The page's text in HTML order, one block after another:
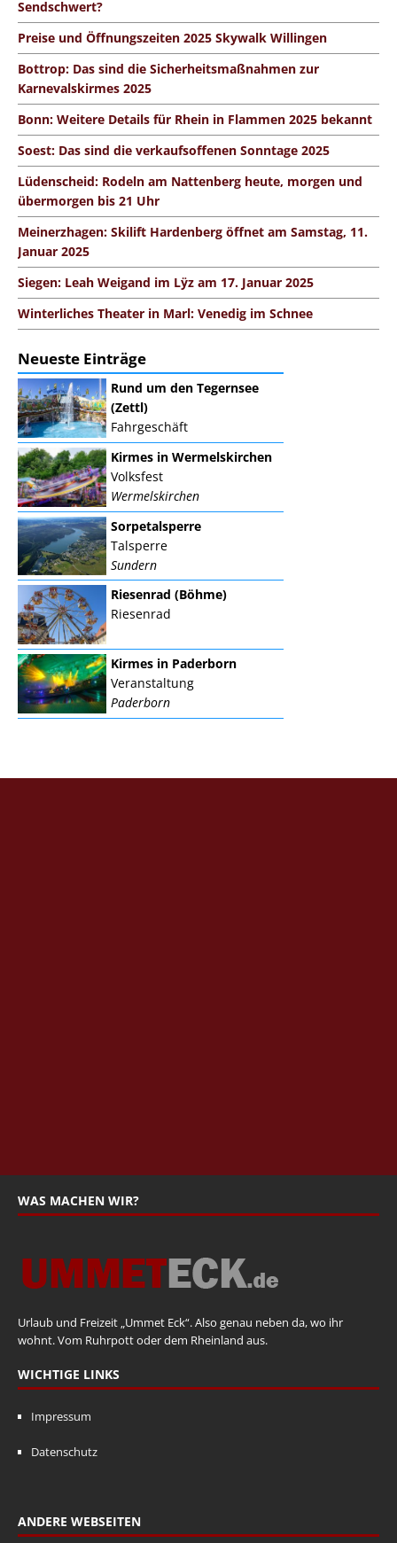
Sendschwert?
Preise und Öffnungszeiten 2025 Skywalk Willingen
Bottrop: Das sind die Sicherheitsmaßnahmen zur
Karnevalskirmes 2025
Bonn: Weitere Details für Rhein in Flammen 2025 bekannt
Soest: Das sind die verkaufsoffenen Sonntage 2025
Lüdenscheid: Rodeln am Nattenberg heute, morgen und
übermorgen bis 21 Uhr
Meinerzhagen: Skilift Hardenberg öffnet am Samstag, 11.
Januar 2025
Siegen: Leah Weigand im Lÿz am 17. Januar 2025
Winterliches Theater in Marl: Venedig im Schnee
Neueste Einträge
Rund um den Tegernsee
(Zettl)
Fahrgeschäft
Kirmes in Wermelskirchen
Volksfest
Wermelskirchen
Sorpetalsperre
Talsperre
Sundern
Riesenrad (Böhme)
Riesenrad
Kirmes in Paderborn
Veranstaltung
Paderborn
WAS MACHEN WIR?
Urlaub und Freizeit „Ummet Eck“. Also genau neben da, wo ihr
wohnt. Vom Ruhrpott oder dem Rheinland aus.
WICHTIGE LINKS
Impressum
Datenschutz
ANDERE WEBSEITEN